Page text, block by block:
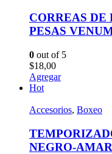
CORREAS
PESAS
0 out of 5
$18,00
Agregar
Hot
Accesorios, Boxeo
NEGRO-